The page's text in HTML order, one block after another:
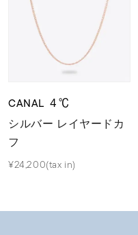
CANAL ４℃
シルバー レイヤードカ
フ
¥24,200(tax in)